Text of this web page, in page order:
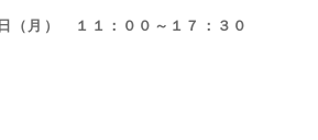
（月） １１：００～１７：３０